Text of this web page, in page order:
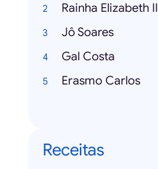
Rainha Elizabeth II
Jô Soares
Gal Costa
Erasmo Carlos
Receitas